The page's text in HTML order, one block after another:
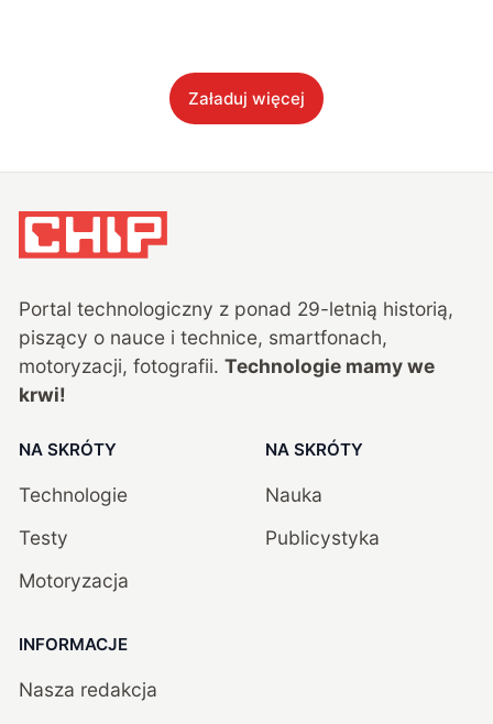
Załaduj więcej
Portal technologiczny z ponad 29-letnią historią,
piszący o nauce i technice, smartfonach,
motoryzacji, fotografii. Technologie mamy we
krwi!
NA SKRÓTY
Technologie
Testy
Motoryzacja
NA SKRÓTY
Nauka
Publicystyka
INFORMACJE
Nasza redakcja